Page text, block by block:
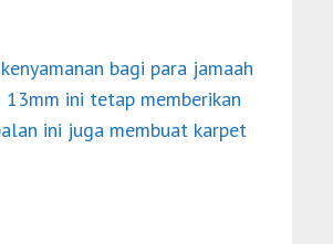
bagi para jamaah
ini tetap memberikan
ini juga membuat karpet